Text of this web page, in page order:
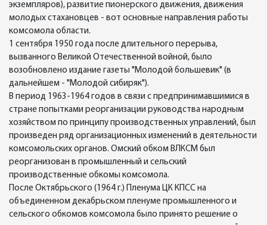
экземпляров), развитие пионерского движения, движения
молодых стахановцев - вот основные направления работы
комсомола области.
1 сентября 1950 года после длительного перерыва,
вызванного Великой Отечественной войной, было
возобновлено издание газеты "Молодой большевик" (в
дальнейшем - "Молодой сибиряк").
В период 1963-1964 годов в связи с предпринимавшимися в
стране попытками реорганизации руководства народным
хозяйством по принципу производственных управлений, был
произведен ряд организационных изменений в деятельности
комсомольских органов. Омский обком ВЛКСМ был
реорганизован в промышленный и сельский
производственные обкомы комсомола.
После Октябрьского (1964 г.) Пленума ЦК КПСС на
объединенном декабрьском пленуме промышленного и
сельского обкомов комсомола было принято решение о